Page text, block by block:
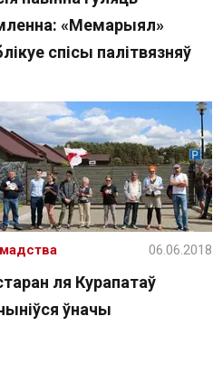
«Мемарыял»
спісы палітвязняў
ля Курапатаў
ўначы
06.06.2018